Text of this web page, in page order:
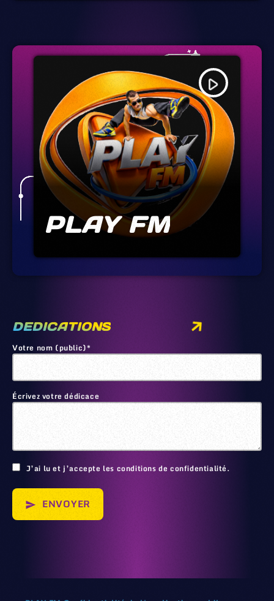
play_arrow
PLAY FM
DEDICATIONS
Votre nom (public)*
Écrivez votre dédicace
J’ai lu et j’accepte les conditions de confidentialité.
send ENVOYER